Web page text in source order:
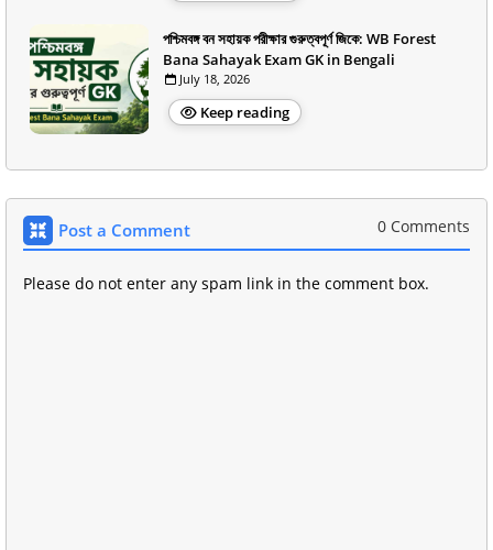
পশ্চিমবঙ্গ বন সহায়ক পরীক্ষার গুরুত্বপূর্ণ জিকে: WB Forest
Bana Sahayak Exam GK in Bengali
July 18, 2026
Keep reading
Post a Comment 0 Comments
Please do not enter any spam link in the comment box.